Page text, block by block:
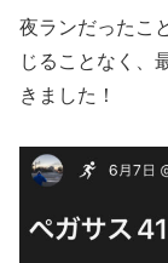
夜ランだったこ
じることなく、
きました！